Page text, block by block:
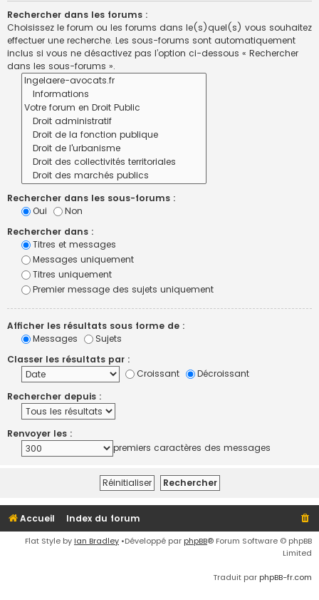
Rechercher dans les forums :
Choisissez le forum ou les forums dans le(s)quel(s) vous souhaitez
effectuer une recherche. Les sous-forums sont automatiquement
inclus si vous ne désactivez pas l’option ci-dessous « Rechercher
dans les sous-forums ».
Rechercher dans les sous-forums :
Oui
Non
Rechercher dans :
Titres et messages
Messages uniquement
Titres uniquement
Premier message des sujets uniquement
Afficher les résultats sous forme de :
Messages
Sujets
Classer les résultats par :
Croissant
Décroissant
Rechercher depuis :
Renvoyer les :
premiers caractères des messages
Accueil Index du forum
Flat Style by Ian Bradley •Développé par phpBB® Forum Software © phpBB
Limited
Traduit par phpBB-fr.com